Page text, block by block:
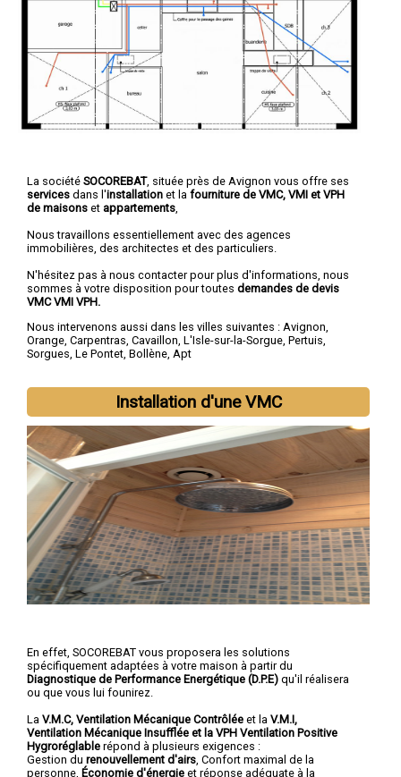
La société SOCOREBAT, située près de Avignon vous offre ses
services dans l'installation et la fourniture de VMC, VMI et VPH
de maisons et appartements,
Nous travaillons essentiellement avec des agences
immobilières, des architectes et des particuliers.
N'hésitez pas à nous contacter pour plus d'informations, nous
sommes à votre disposition pour toutes demandes de devis
VMC VMI VPH.
Nous intervenons aussi dans les villes suivantes : Avignon
Orange Carpentras Cavaillon L'Isle-sur-la-Sorgue Pertuis
Sorgues Le Pontet Bollène Apt
Installation d'une VMC
En effet, SOCOREBAT vous proposera les solutions
spécifiquement adaptées à votre maison à partir du
Diagnostique de Performance Energétique (D.P.E) qu'il réalisera
ou que vous lui founirez.
La V.M.C, Ventilation Mécanique Contrôlée et la V.M.I,
Ventilation Mécanique Insufflée et la VPH Ventilation Positive
Hygroréglable répond à plusieurs exigences :
Gestion du renouvellement d'airs , Confort maximal de la
personne, Économie d'énergie et réponse adéquate à la